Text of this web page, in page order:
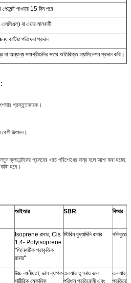
পাওয়ার 15 দিন পরে
বা এয়ার মালবাহী
কাটিয়া পরিষেবা প্রদান
বা অন্যান্য সামগ্রীগুলির সাথে অতিরিক্ত ল্যামিনেশন প্রদান করি।
প্রস্তুতকারক।
উত্পাদন।
ক্লায়েন্টদের প্রসবের খরচ পরিশোধের জন্য বলে আশা করা হচ্ছে,
হবে।
আইআর SBR বিআর
Isoprene রাবার, Cis
1,4- Polyisoprene
"সিন্থেটিক প্রাকৃতিক
রাবার"
স্টিরিন বুদ্যাদিনি রাবার
উচ্চ নমনীয়তা, ভাল ব্যাপক
শারীরিক মেকানিক
এনআর তুলনায় ভাল
পরিধান প্রতিরোধী এবং
এনআর